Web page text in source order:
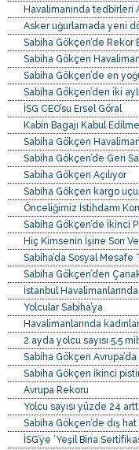
Havalimanında tedbirleri
Asker uğurlamada yeni
Sabiha Gökçen’de Rekor
Sabiha Gökçen
Sabiha Gökçen’de en
Sabiha Gökçen’den iki
İSG CEO’su Ersel Göral
Kabin Bagajı Kabul
Sabiha Gökçen
Sabiha Gökçen’de Geri
Sabiha Gökçen Açılıyor
Sabiha Gökçen kargo
Önceliğimiz İstihdamı
Sabiha Gökçen’de İkinci
Hiç Kimsenin İşine Son
Sabiha’da Sosyal Mesafe
Sabiha Gökçen’den
İstanbul
Yolcular Sabiha’ya
Havalimanlarında
2 ayda yolcu sayısı 5.5
Sabiha Gökçen Avrupa’da
Sabiha Gökçen ikinci
Avrupa Rekoru
Yolcu sayısı yüzde 24 arttı
Sabiha Gökçen’de dış hat
İSG’ye ’Yeşil Bina